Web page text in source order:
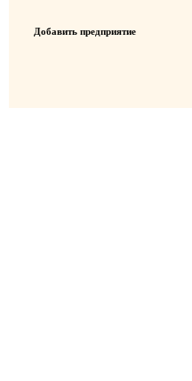
Добавить предприятие